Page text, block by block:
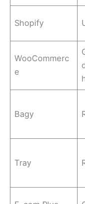
Shopify
WooCommerc
e
Bagy
Tray